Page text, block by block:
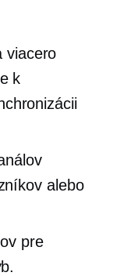
viacero
k
alebo
pre